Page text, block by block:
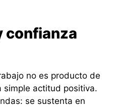
confianza
no es producto de
simple actitud positiva.
se sustenta en